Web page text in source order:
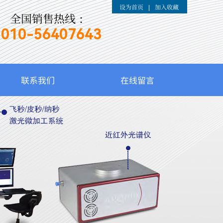
设为首页 加入收藏
全国销售热线：
010-56407643
联系我们 在线留言